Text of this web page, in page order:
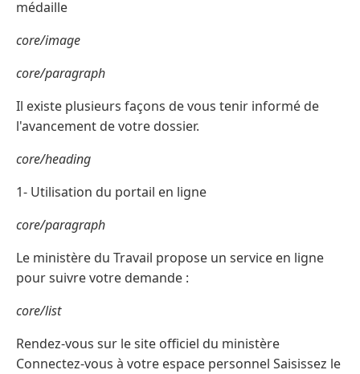
médaille
core/image
core/paragraph
Il existe plusieurs façons de vous tenir informé de
l'avancement de votre dossier.
core/heading
1- Utilisation du portail en ligne
core/paragraph
Le ministère du Travail propose un service en ligne
pour suivre votre demande :
core/list
Rendez-vous sur le site officiel du ministère
Connectez-vous à votre espace personnel Saisissez le